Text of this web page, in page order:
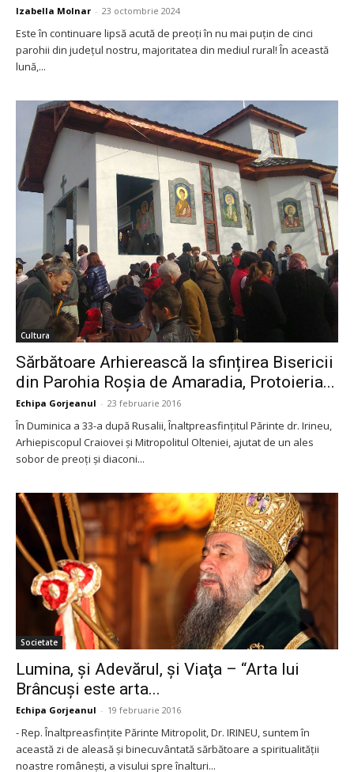
Izabella Molnar - 23 octombrie 2024
Este în continuare lipsă acută de preoți în nu mai puțin de cinci
parohii din județul nostru, majoritatea din mediul rural! În această
lună,...
Cultura
Sărbătoare Arhierească la sfințirea Bisericii
din Parohia Roșia de Amaradia, Protoieria...
Echipa Gorjeanul - 23 februarie 2016
În Duminica a 33-a după Rusalii, Înaltpreasfinţitul Părinte dr. Irineu,
Arhiepiscopul Craiovei şi Mitropolitul Olteniei, ajutat de un ales
sobor de preoți și diaconi...
Societate
Lumina, şi Adevărul, şi Viaţa – “Arta lui
Brâncuși este arta...
Echipa Gorjeanul - 19 februarie 2016
- Rep. Înaltpreasfințite Părinte Mitropolit, Dr. IRINEU, suntem în
această zi de aleasă și binecuvântată sărbătoare a spiritualității
noastre românești, a visului spre înalturi...